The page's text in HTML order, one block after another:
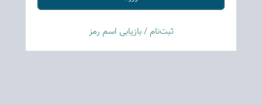
ثبت‌نام/بازیابی اسم رمز